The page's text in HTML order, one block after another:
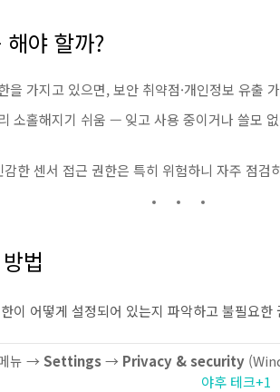
야 할까?
을 가지고 있으면, 보안 취약점·개인정보 유출
소홀해지기 쉬움 — 잊고 사용 중이거나 쓸모
한 센서 접근 권한은 특히 위험하니 자주 점검
법
이 어떻게 설정되어 있는지 파악하고 불필요한
뉴 →Settings→ Privacy & security
야후 테크+1